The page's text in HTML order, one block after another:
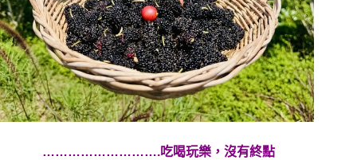
……………………….吃喝玩樂，沒有終點